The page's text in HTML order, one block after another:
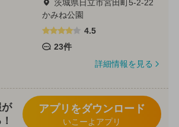
茨城県日立市宮田町5-2-22
かみね公園
4.5
23件
詳細情報を見る
アプリをダウンロード
いこーよアプリ